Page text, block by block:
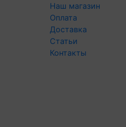
Наш магазин
Оплата
Доставка
Статьи
Контакты